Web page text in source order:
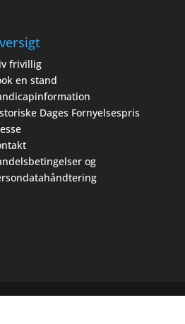
frivillig
en stand
Dages Fornyelsespris
og